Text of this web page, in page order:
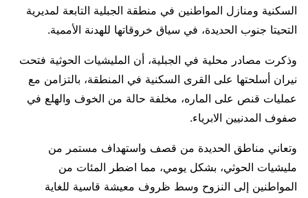
السكنية ومنازل المواطنين في منطقة الجبلية التابعة لمديرية
التحيتا جنوب الحديدة، في سياق خروقاتها للهدنة الأممية.
وذكرت مصادر محلية في الجبلية، أن المليشيات الحوثية فتحت
نيران أسلحتها على القرى السكنية في المنطقة، بالتزامن مع
عمليات قنص على الماره، مخلفة حالة من الخوف والهلع في
صفوف المدنيين الابرياء.
وتعاني مناطق الحديدة من قصف واستهداف مستمر من
مليشيات الحوثي، بشكل يومي، مما اضطر المئات من
المواطنين إلى النزوح وسط ظروف معيشة قاسية للغاية